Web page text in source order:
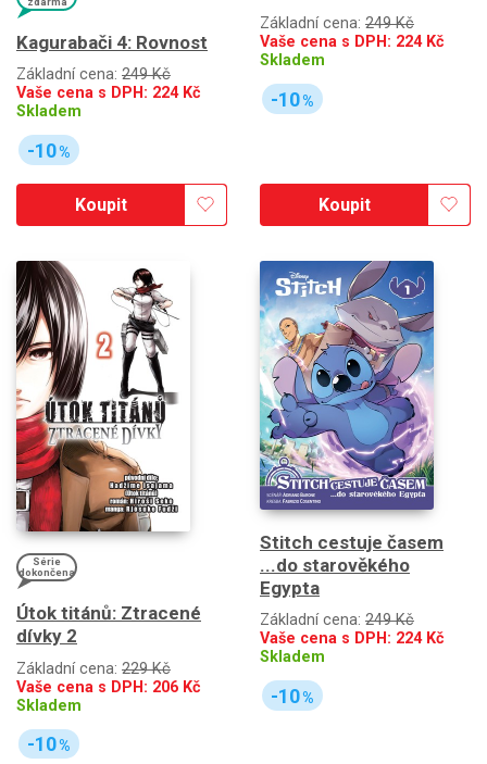
Kagurabači 4: Rovnost
Základní cena: 249 Kč
Vaše cena s DPH: 224Kč
Skladem
-10%
Koupit
Základní cena: 249 Kč
Vaše cena s DPH: 224Kč
Skladem
-10%
Koupit
Série
dokončena
Útok titánů: Ztracené
dívky 2
Základní cena: 229 Kč
Vaše cena s DPH: 206 Kč
Skladem
-10%
Stitch cestuje časem
...do starověkého
Egypta
Základní cena: 249 Kč
Vaše cena s DPH: 224Kč
Skladem
-10%